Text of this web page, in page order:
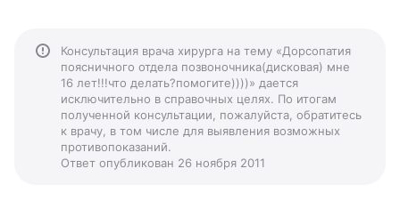
Консультация врача хирурга на тему «Дорсопатия
поясничного отдела позвоночника(дисковая) мне
16 лет!!!что делать?помогите))))» дается
исключительно в справочных целях. По итогам
полученной консультации, пожалуйста, обратитесь
к врачу, в том числе для выявления возможных
противопоказаний.
Ответ опубликован 26 ноября 2011